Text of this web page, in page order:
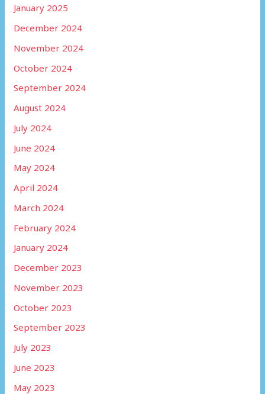
January 2025
December 2024
November 2024
October 2024
September 2024
August 2024
July 2024
June 2024
May 2024
April 2024
March 2024
February 2024
January 2024
December 2023
November 2023
October 2023
September 2023
July 2023
June 2023
May 2023